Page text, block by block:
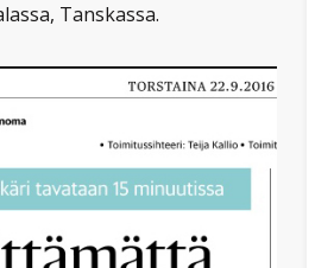
Tanskassa.